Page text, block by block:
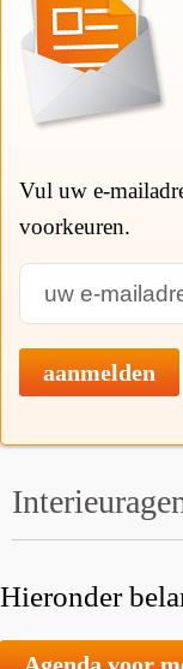
Vul uw e-
voorkeuren.
aanmelden
Hieronder
Agenda voor